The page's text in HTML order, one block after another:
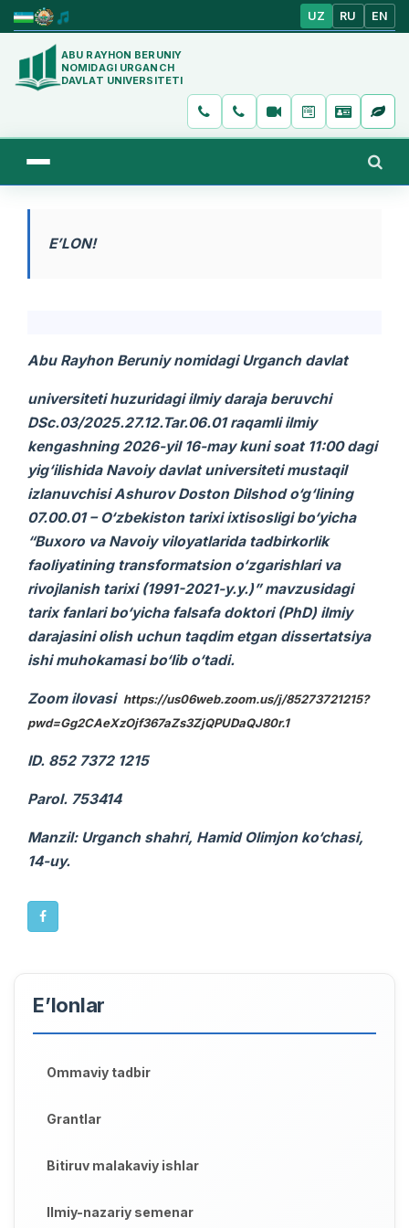
UZ RU EN
ABU RAYHON BERUNIY
NOMIDAGI URGANCH
DAVLAT UNIVERSITETI
E’LON!
Abu Rayhon Beruniy nomidagi Urganch davlat
universiteti huzuridagi ilmiy daraja beruvchi
DSc.03/2025.27.12.Tar.06.01 raqamli ilmiy
kengashning 2026-yil 16-may kuni soat 11:00 dagi
yig‘ilishida Navoiy davlat universiteti mustaqil
izlanuvchisi Ashurov Doston Dilshod o‘g‘lining
07.00.01 – O‘zbekiston tarixi ixtisosligi bo‘yicha
“Buxoro va Navoiy viloyatlarida tadbirkorlik
faoliyatining transformatsion o‘zgarishlari va
rivojlanish tarixi (1991-2021-y.y.)” mavzusidagi
tarix fanlari bo‘yicha falsafa doktori (PhD) ilmiy
darajasini olish uchun taqdim etgan dissertatsiya
ishi muhokamasi bo‘lib o‘tadi.
Zoom ilovasi https://us06web.zoom.us/j/85273721215?
pwd=Gg2CAeXzOjf367aZs3ZjQPUDaQJ80r.1
ID. 852 7372 1215
Parol. 753414
Manzil: Urganch shahri, Hamid Olimjon ko‘chasi,
14-uy.
E’lonlar
Ommaviy tadbir
Grantlar
Bitiruv malakaviy ishlar
Ilmiy-nazariy semenar